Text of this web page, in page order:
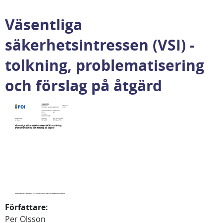
Väsentliga
säkerhetsintressen (VSI) -
tolkning, problematisering
och förslag på åtgärd
Författare:
Per Olsson